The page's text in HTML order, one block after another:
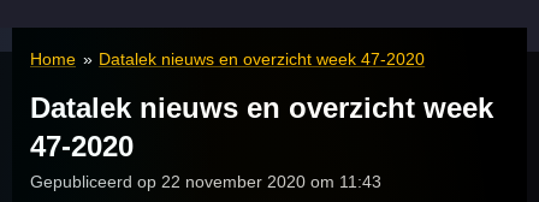
Home » Datalek nieuws en overzicht week 47-2020
Datalek nieuws en overzicht week
47-2020
Gepubliceerd op 22 november 2020 om 11:43